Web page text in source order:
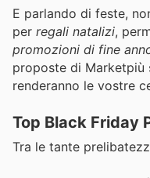
E parlando di feste,
per regali natalizi,
promozioni di fine
proposte di
renderanno le vostre
Top Black Friday
Tra le tante